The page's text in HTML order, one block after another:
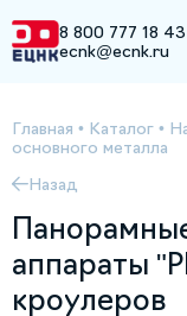
8 800 777 18 43
ecnk@ecnk.ru
Главная • Каталог •
основного металла
Назад
аппараты
кроулеров